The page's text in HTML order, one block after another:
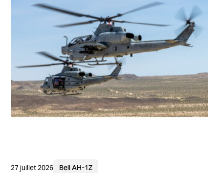
27 juillet 2026 Bell AH-1Z